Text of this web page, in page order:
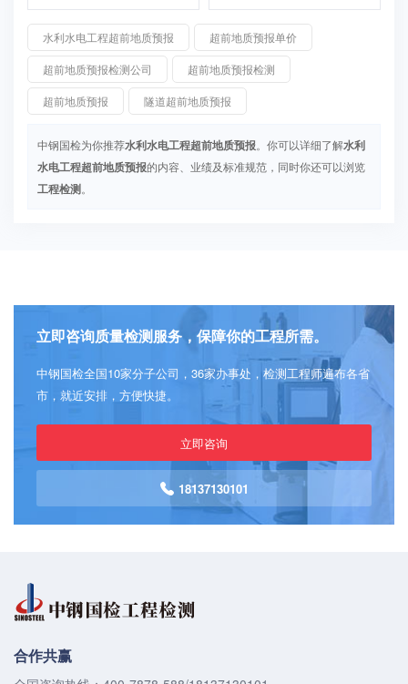
安全鉴定
试验
水利水电工程超前地质预报 超前地质预报单价
超前地质预报检测公司 超前地质预报检测
超前地质预报 隧道超前地质预报
中钢国检为你推荐水利水电工程超前地质预报。你可以详细了解水利
水电工程超前地质预报的内容、业绩及标准规范，同时你还可以浏览
工程检测。
立即咨询质量检测服务，保障你的工程所需。
中钢国检全国10家分子公司，36家办事处，检测工程师遍布各省
市，就近安排，方便快捷。
立即咨询
18137130101
合作共赢